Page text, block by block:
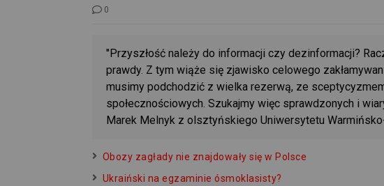
0
"Przyszłość należy do informacji czy dezinformacji?
prawdy. Z tym wiąże się zjawisko celowego
musimy podchodzić z wielka rezerwą, ze
społecznościowych. Szukajmy więc sprawdzonych i
Marek Melnyk z olsztyńskiego Uniwersytetu
Obozy zagłady nie znajdowały się w Polsce
Ukraiński na egzaminie ósmoklasisty?